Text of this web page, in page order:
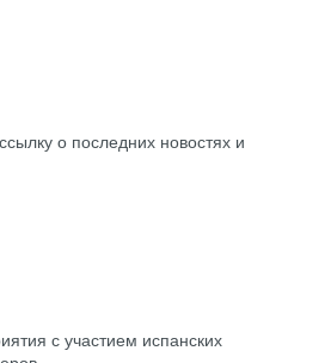
о последних новостях и
с участием испанских